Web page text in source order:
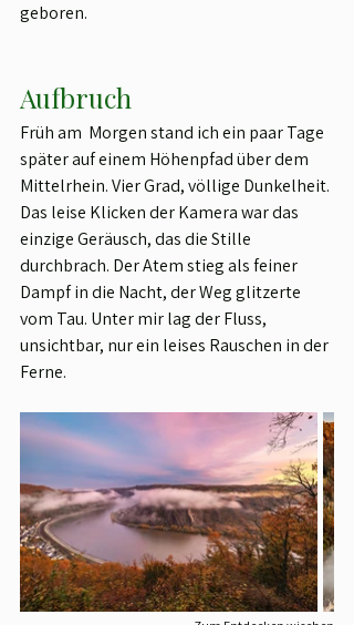
geboren.
Aufbruch
Früh am  Morgen stand ich ein paar Tage
später auf einem Höhenpfad über dem
Mittelrhein. Vier Grad, völlige Dunkelheit.
Das leise Klicken der Kamera war das
einzige Geräusch, das die Stille
durchbrach. Der Atem stieg als feiner
Dampf in die Nacht, der Weg glitzerte
vom Tau. Unter mir lag der Fluss,
unsichtbar, nur ein leises Rauschen in der
Ferne.